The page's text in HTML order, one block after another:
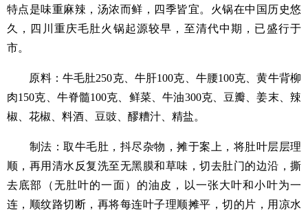
特点是味重麻辣，汤浓而鲜，四季皆宜。火锅在中国历史悠
久，四川重庆毛肚火锅起源较早，至清代中期，已盛行于
市。
原料：牛毛肚250克、牛肝100克、牛腰100克、黄牛背柳
肉150克、牛脊髓100克、鲜菜、牛油300克、豆瓣、姜末、辣
椒、花椒、料酒、豆豉、醪糟汁、精盐。
制法：取牛毛肚，抖尽杂物，摊于案上，将肚叶层层理
顺，再用清水反复洗至无黑膜和草味，切去肚门的边沿，撕
去底部（无肚叶的一面）的油皮，以一张大叶和小叶为一
连，顺纹路切断，再将每连叶子理顺摊平，切的片，用凉水